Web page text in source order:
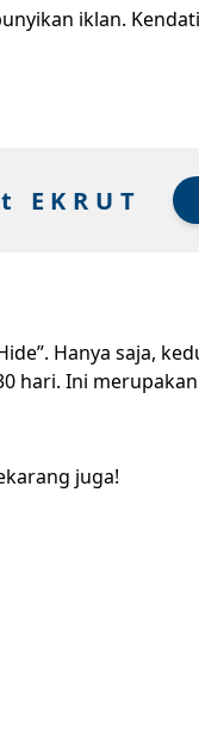
iklan.
E K R U T
Hanya saja,
hari. Ini
juga!